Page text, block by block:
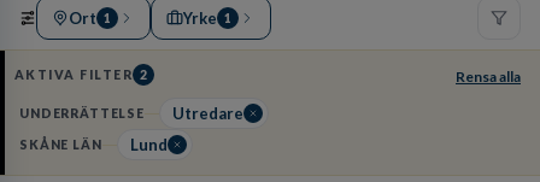
Ort 1 Yrke 1
AKTIVA FILTER 2 Rensa alla
UNDERRÄTTELSE Utredare
SKÅNE LÄN Lund